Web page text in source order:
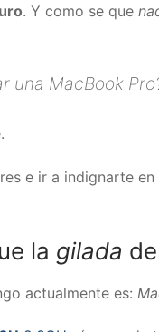
. Y como se que
una MacBook
e ir a indignarte
la gilada
actualmente es: